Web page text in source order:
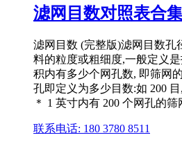
滤网目数对照表合
滤网目数 (完整版)滤网目数孔
料的粒度或粗细度,一般定义
积内有多少个网孔数, 即筛网
孔即定义为多少目数:如 200
＊ 1 英寸内有 200 个网孔的筛
联系电话: 180 3780 8511